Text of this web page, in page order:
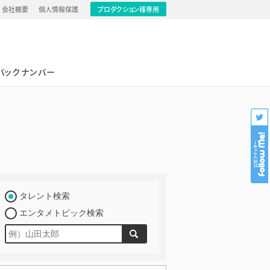
会社概要 個人情報保護 プロダクション様専用
ックナンバー
タレント検索
エンタメトピック検索